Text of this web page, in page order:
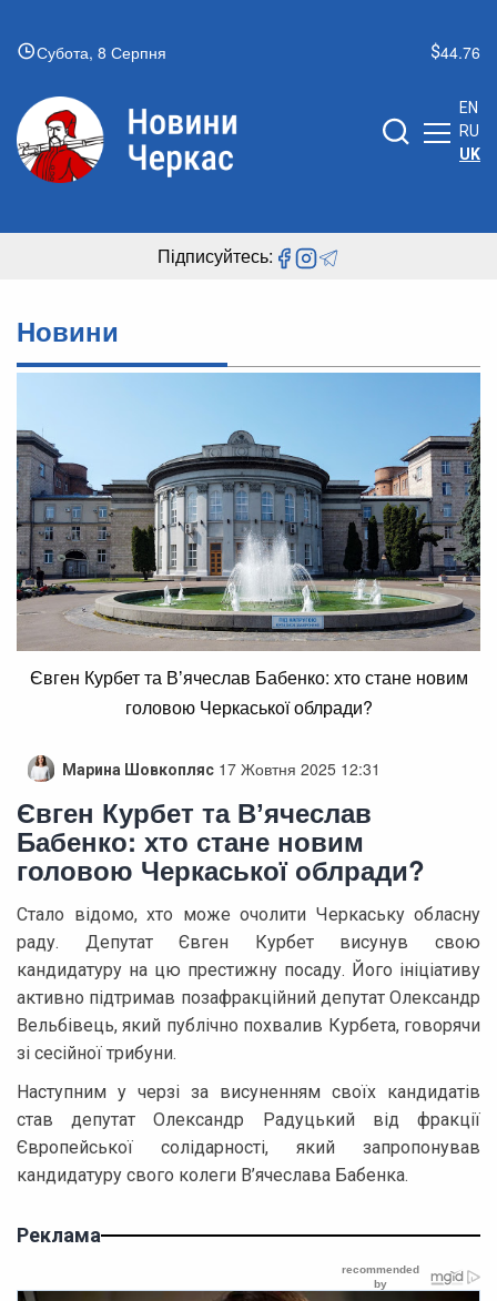
Субота, 8 Серпня 44.76
EN
RU
UK
Підписуйтесь:
Новини
Євген Курбет та Вʼячеслав Бабенко: хто стане новим
головою Черкаської облради?
Марина Шовкопляс 17 Жовтня 2025 12:31
Євген Курбет та Вʼячеслав
Бабенко: хто стане новим
головою Черкаської облради?
Стало відомо, хто може очолити Черкаську обласну
раду. Депутат Євген Курбет висунув свою
кандидатуру на цю престижну посаду. Його ініціативу
активно підтримав позафракційний депутат Олександр
Вельбівець, який публічно похвалив Курбета, говорячи
зі сесійної трибуни.
Наступним у черзі за висуненням своїх кандидатів
став депутат Олександр Радуцький від фракції
Європейської солідарності, який запропонував
кандидатуру свого колеги В’ячеслава Бабенка.
Реклама